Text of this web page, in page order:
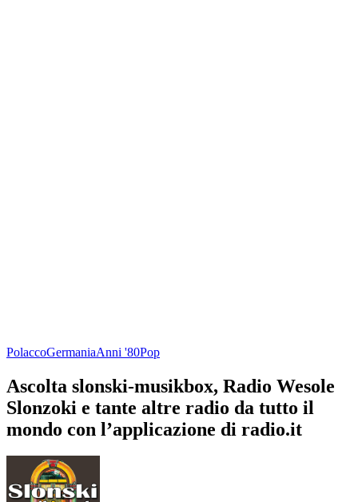
PolaccoGermaniaAnni '80Pop
Ascolta slonski-musikbox, Radio Wesole
Slonzoki e tante altre radio da tutto il
mondo con l’applicazione di radio.it